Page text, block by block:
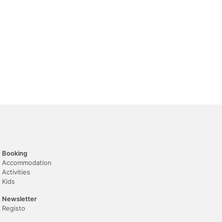
Booking
Accommodation
Activities
Kids
Newsletter
Registo